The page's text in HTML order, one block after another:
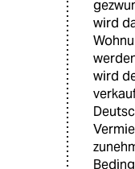
wird
wird